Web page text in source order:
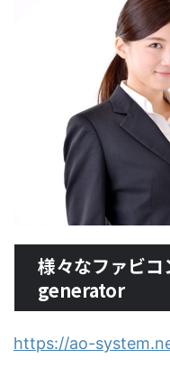
様々なファビ
generator
https://ao-